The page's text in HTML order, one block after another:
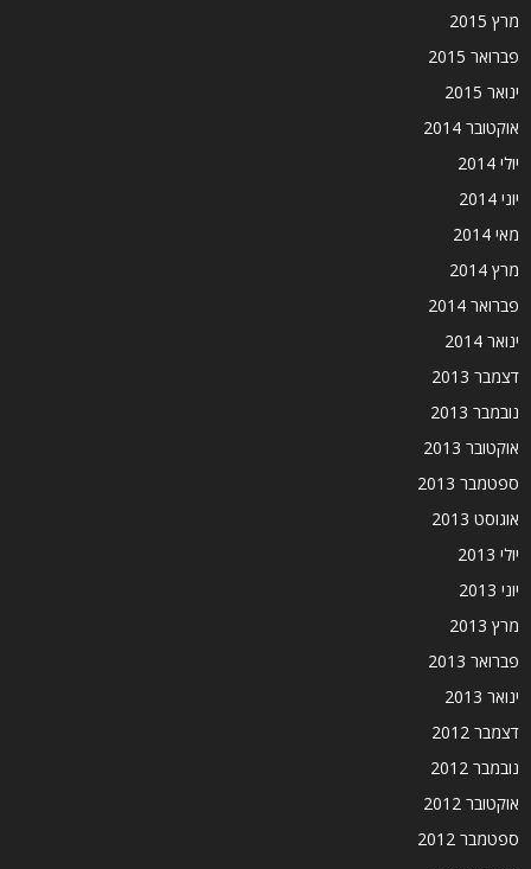
מרץ 2015
פברואר 2015
ינואר 2015
אוקטובר 2014
יולי 2014
יוני 2014
מאי 2014
מרץ 2014
פברואר 2014
ינואר 2014
דצמבר 2013
נובמבר 2013
אוקטובר 2013
ספטמבר 2013
אוגוסט 2013
יולי 2013
יוני 2013
מרץ 2013
פברואר 2013
ינואר 2013
דצמבר 2012
נובמבר 2012
אוקטובר 2012
ספטמבר 2012